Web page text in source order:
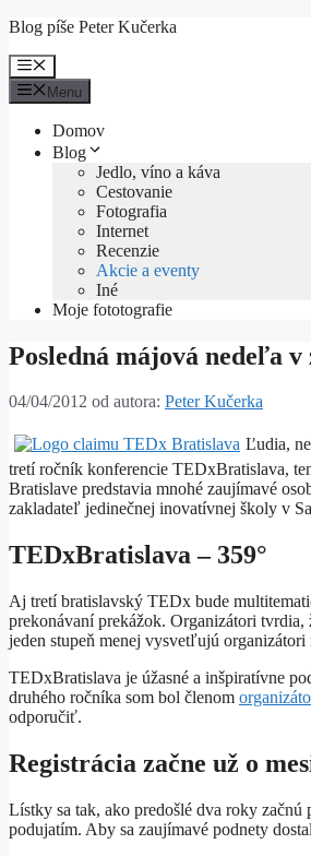
Preskočiť
obsah
Blog píše Peter Kučerka
Menu
Menu
Domov
Blog
Jedlo, víno a káva
Cestovanie
Fotografia
Internet
Recenzie
Akcie a eventy
Iné
Moje fototografie
Posledná májová nedeľa
04/04/2012 od autora: Peter Kučerka
Ľudia,
tretí ročník konferencie TEDxBratislava,
Bratislave predstavia mnohé zaujímavé
zakladateľ jedinečnej inovatívnej školy v
TEDxBratislava – 359°
Aj tretí bratislavský TEDx bude
prekonávaní prekážok. Organizátori
jeden stupeň menej vysvetľujú organizátori
TEDxBratislava je úžasné a inšpiratívne
druhého ročníka som bol členom
odporučiť.
Registrácia začne už o
Lístky sa tak, ako predošlé dva roky
podujatím. Aby sa zaujímavé podnety